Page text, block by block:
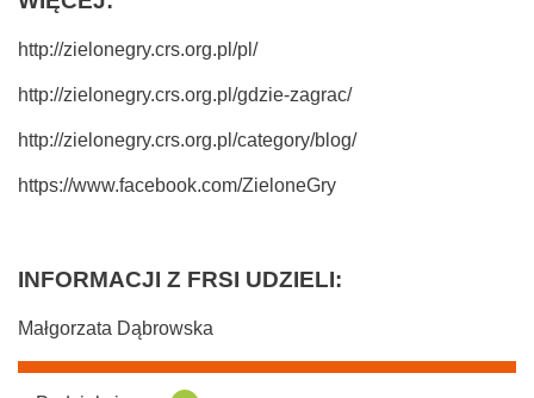
http://zielonegry.crs.org.pl/pl/
http://zielonegry.crs.org.pl/gdzie-zagrac/
http://zielonegry.crs.org.pl/category/blog/
https://www.facebook.com/ZieloneGry
INFORMACJI Z FRSI UDZIELI:
Małgorzata Dąbrowska